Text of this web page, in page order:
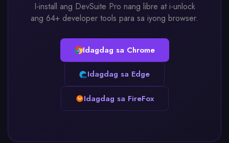
I-install ang DevSuite Pro nang libre at i-unlock
ang 64+ developer tools para sa iyong browser.
Idagdag sa Chrome
Idagdag sa Edge
Idagdag sa FireFox